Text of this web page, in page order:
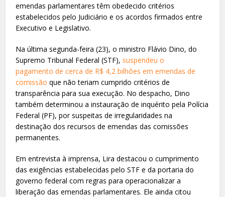
emendas parlamentares têm obedecido critérios
estabelecidos pelo Judiciário e os acordos firmados entre
Executivo e Legislativo.
Na última segunda-feira (23), o ministro Flávio Dino, do
Supremo Tribunal Federal (STF), suspendeu o
pagamento de cerca de R$ 4,2 bilhões em emendas de
comissão que não teriam cumprido critérios de
transparência para sua execução. No despacho, Dino
também determinou a instauração de inquérito pela Polícia
Federal (PF), por suspeitas de irregularidades na
destinação dos recursos de emendas das comissões
permanentes.
Em entrevista à imprensa, Lira destacou o cumprimento
das exigências estabelecidas pelo STF e da portaria do
governo federal com regras para operacionalizar a
liberação das emendas parlamentares. Ele ainda citou